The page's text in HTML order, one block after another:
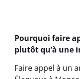
Pourquoi faire
plutôt qu’à une
Faire appel à un